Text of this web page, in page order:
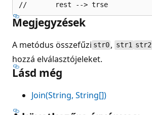
Megjegyzések
A metódus összefűzi str0 , str1 str2
hozzá elválasztójeleket.
Lásd még
Join(String, String[])